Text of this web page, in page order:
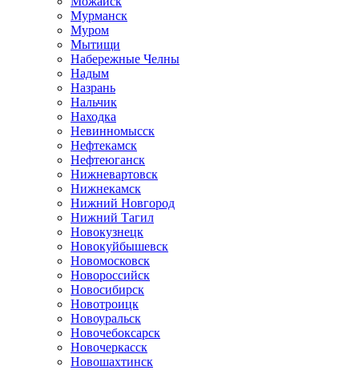
Мурманск
Муром
Мытищи
Набережные Челны
Надым
Назрань
Нальчик
Находка
Невинномысск
Нефтекамск
Нефтеюганск
Нижневартовск
Нижнекамск
Нижний Новгород
Нижний Тагил
Новокузнецк
Новокуйбышевск
Новомосковск
Новороссийск
Новосибирск
Новотроицк
Новоуральск
Новочебоксарск
Новочеркасск
Новошахтинск